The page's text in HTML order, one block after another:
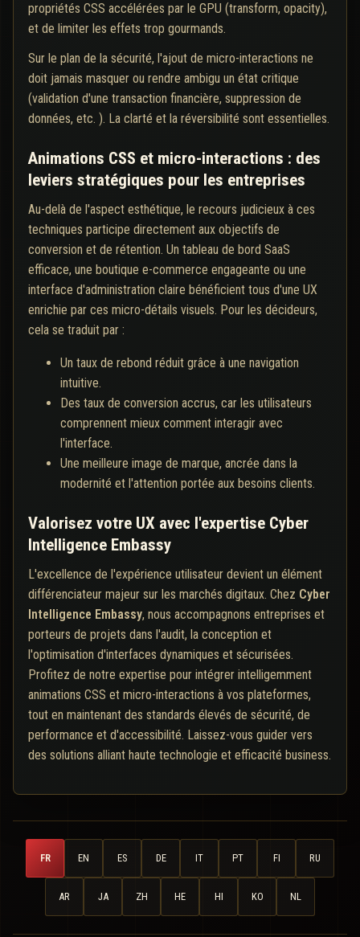
propriétés CSS accélérées par le GPU (transform, opacity),
et de limiter les effets trop gourmands.
Sur le plan de la sécurité, l'ajout de micro-interactions ne
doit jamais masquer ou rendre ambigu un état critique
(validation d'une transaction financière, suppression de
données, etc. ). La clarté et la réversibilité sont essentielles.
Animations CSS et micro-interactions : des
leviers stratégiques pour les entreprises
Au-delà de l'aspect esthétique, le recours judicieux à ces
techniques participe directement aux objectifs de
conversion et de rétention. Un tableau de bord SaaS
efficace, une boutique e-commerce engageante ou une
interface d'administration claire bénéficient tous d'une UX
enrichie par ces micro-détails visuels. Pour les décideurs,
cela se traduit par :
Un taux de rebond réduit grâce à une navigation
intuitive.
Des taux de conversion accrus, car les utilisateurs
comprennent mieux comment interagir avec
l'interface.
Une meilleure image de marque, ancrée dans la
modernité et l'attention portée aux besoins clients.
Valorisez votre UX avec l'expertise Cyber
Intelligence Embassy
L'excellence de l'expérience utilisateur devient un élément
différenciateur majeur sur les marchés digitaux. Chez Cyber
Intelligence Embassy, nous accompagnons entreprises et
porteurs de projets dans l'audit, la conception et
l'optimisation d'interfaces dynamiques et sécurisées.
Profitez de notre expertise pour intégrer intelligemment
animations CSS et micro-interactions à vos plateformes,
tout en maintenant des standards élevés de sécurité, de
performance et d'accessibilité. Laissez-vous guider vers
des solutions alliant haute technologie et efficacité business.
FR EN ES DE IT PT FI RU
AR JA ZH HE HI KO NL